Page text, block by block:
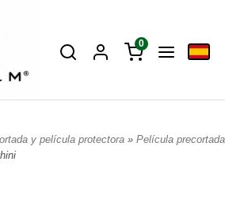
0
y película protectora » Película precortada